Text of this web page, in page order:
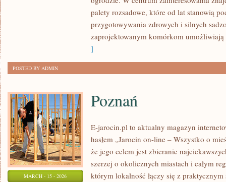
palety rozsadowe, które od lat stanowią
przygotowywania zdrowych i silnych
zaprojektowanym komórkom
]
POSTED BY ADMIN
MARCH - 15 - 2026
Poznań
E-jarocin.pl to aktualny magazyn
hasłem „Jarocin on-line – Wszystko o
że jego celem jest zbieranie
szerzej o okolicznych miastach i całym
którym lokalność łączy się z